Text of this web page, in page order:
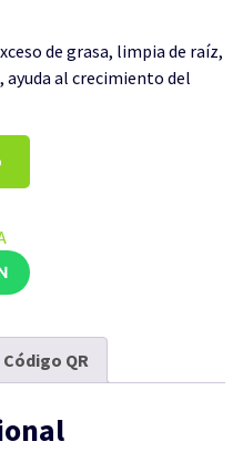
de grasa, limpia de raíz,
al crecimiento del
Código QR